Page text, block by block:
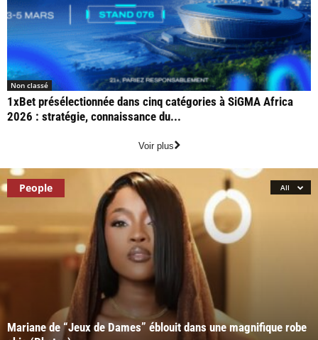
Non classé
1xBet présélectionnée dans cinq catégories à SiGMA Africa
2026 : stratégie, connaissance du...
Voir plus
People All
Mariane de “Jeux de Dames” éblouit dans une magnifique robe